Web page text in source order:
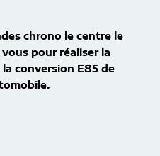
chrono le centre le
pour réaliser la
conversion E85 de